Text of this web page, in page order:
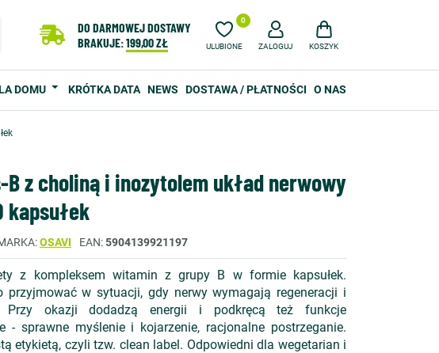
DO DARMOWEJ DOSTAWY
BRAKUJE:199,00 ZŁ ULUBIONE
0
ZALOGUJ KOSZYK
DOMU KRÓTKA DATA NEWS DOSTAWA / PŁATNOŚCI O NAS
B z choliną i inozytolem układ nerwowy
kapsułek
OSAVI EAN 5904139921197
z kompleksem witamin z grupy B w formie kapsułek.
przyjmować w sytuacji, gdy nerwy wymagają regeneracji i
Przy okazji dodadzą energii i podkręcą też funkcje
- sprawne myślenie i kojarzenie, racjonalne postrzeganie.
etykietą, czyli tzw. clean label. Odpowiedni dla wegetarian i